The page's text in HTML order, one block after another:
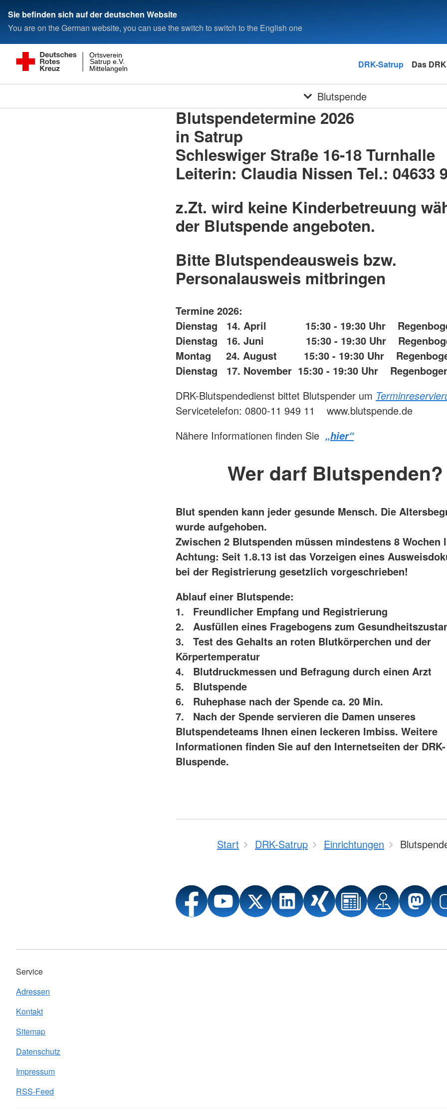
Sie befinden sich auf der deutschen Website
You are on the German website, you can use the switch to switch to the English one
Mittelangeln
Satrup e.V.
Ortsverein
DRK-Satrup Das DRK
Blutspende
Blutspendetermine 2026
in Satrup
Schleswiger Straße 16-18 Turnhalle
Leiterin: Claudia Nissen Tel.: 04633
z.Zt. wird keine Kinderbetreuung
der Blutspende angeboten.
Bitte Blutspendeausweis bzw.
Personalausweis mitbringen
Termine 2026:
Dienstag 14. April 15:30 - 19:30 Uhr
Dienstag 16. Juni 15:30 - 19:30 Uhr
Montag 24. August 15:30 - 19:30 Uhr
Dienstag 17. November 15:30 - 19:30 Uhr
DRK-Blutspendedienst bittet Blutspender um
Servicetelefon: 0800-11 949 11 www.blutspende.de
Nähere Informationen finden Sie „hier“
Wer darf Blutspenden?
Blut spenden kann jeder gesunde Mensch. Die
wurde aufgehoben.
Zwischen 2 Blutspenden müssen mindestens 8 Wochen
Achtung: Seit 1.8.13 ist das Vorzeigen eines
bei der Registrierung gesetzlich vorgeschrieben!
Ablauf einer Blutspende:
1. Freundlicher Empfang und Registrierung
2. Ausfüllen eines Fragebogens zum
3. Test des Gehalts an roten Blutkörperchen und der
Körpertemperatur
4. Blutdruckmessen und Befragung durch einen Arzt
5. Blutspende
6. Ruhephase nach der Spende ca. 20 Min.
7. Nach der Spende servieren die Damen unseres
Blutspendeteams Ihnen einen leckeren Imbiss. Weitere
Informationen finden Sie auf den Internetseiten der DRK-
Bluspende.
Start DRK-Satrup Einrichtungen
Service
Adressen
Kontakt
Sitemap
Datenschutz
Impressum
RSS-Feed